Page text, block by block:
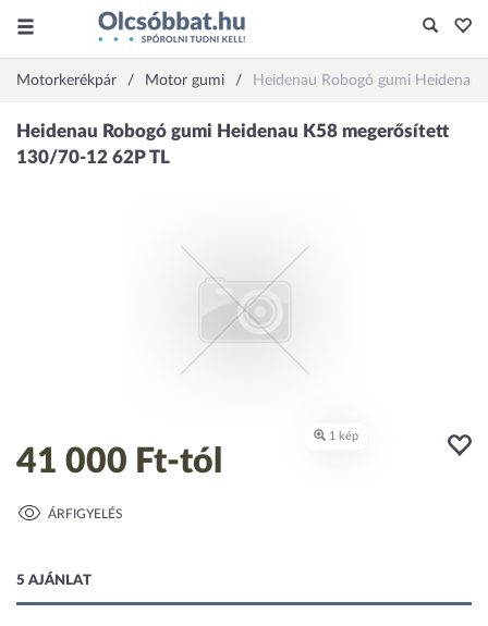
Motorkerékpár Motor gumi Heidenau Robogó gumi
41 000 Ft-tól
ÁRFIGYELÉS
5 AJÁNLAT